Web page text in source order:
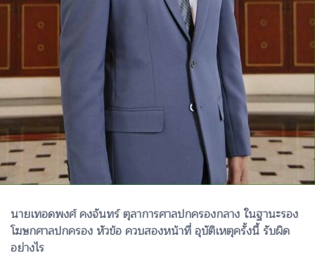
นายเทอดพงศ์ คงจันทร์ ตุลาการศาลปกครองกลาง ในฐานะรอง
โฆษกศาลปกครอง หัวข้อ ควบสองหน้าที่ อุบัติเหตุครั้งนี้ รับผิด
อย่างไร